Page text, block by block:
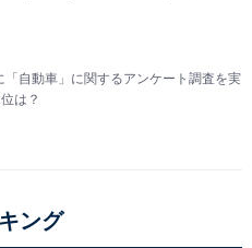
自動車」に関するアンケート調査を実
は？
ング